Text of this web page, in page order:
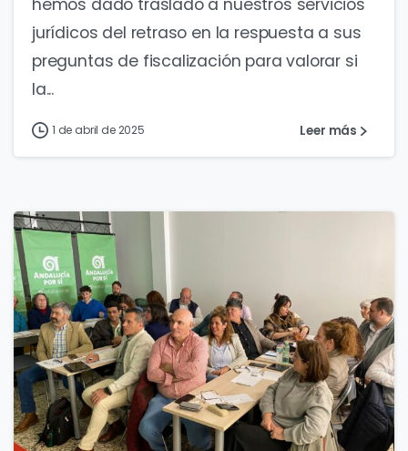
jurídicos del retraso en la respuesta a sus
preguntas de fiscalización para valorar si
la...
1 de abril de 2025 Leer más